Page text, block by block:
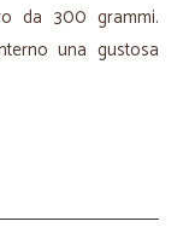
da 300 grammi.
una gustosa